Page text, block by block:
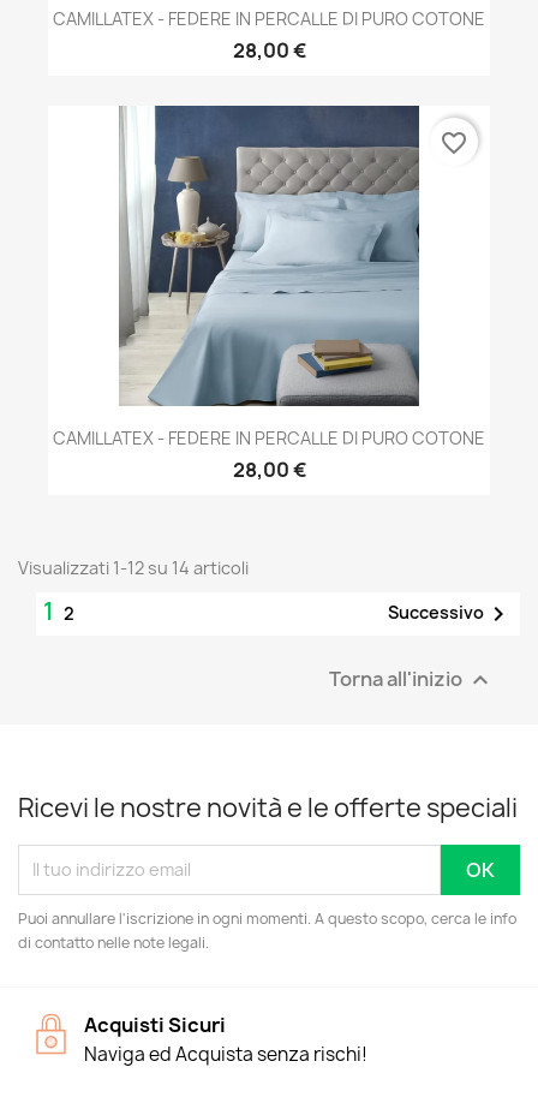
CAMILLATEX - FEDERE IN PERCALLE DI PURO COTONE
28,00 €
CAMILLATEX - FEDERE IN PERCALLE DI PURO COTONE
28,00 €
favorite_border
Visualizzati 1-12 su 14 articoli
1 2 Successivo 
Torna all'inizio 
Ricevi le nostre novità e le offerte speciali
Puoi annullare l'iscrizione in ogni momenti. A questo scopo, cerca le info
di contatto nelle note legali.
Acquisti Sicuri
Naviga ed Acquista senza rischi!